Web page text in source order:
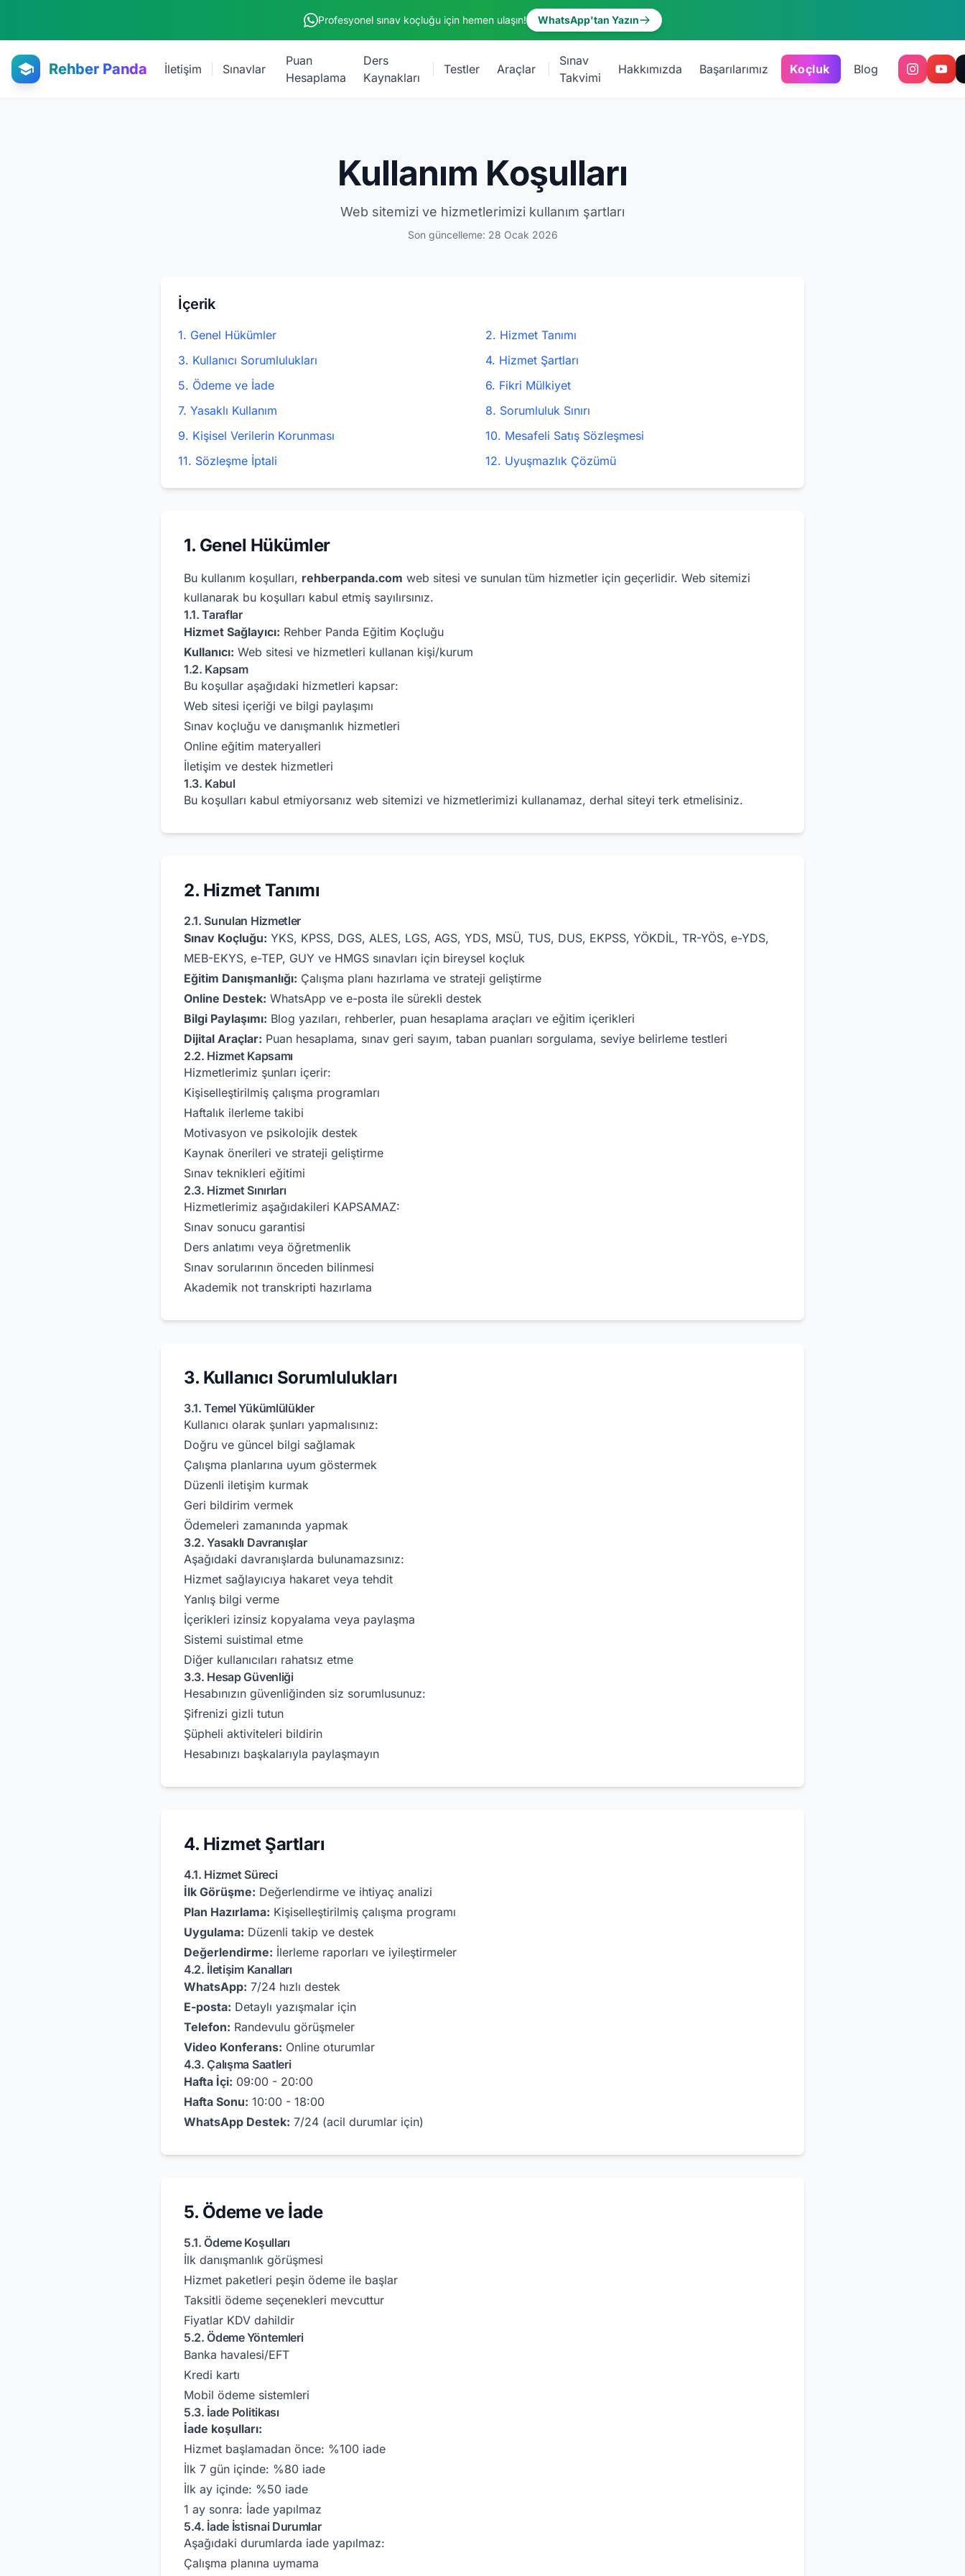
Profesyonel sınav koçluğu için hemen ulaşın! WhatsApp'tan Yazın
Rehber Panda İletişim Sınavlar
Puan
Hesaplama
Ders
Kaynakları
Testler Araçlar
Sınav
Takvimi
Hakkımızda Başarılarımız Koçluk Blog
Kullanım Koşulları
Web sitemizi ve hizmetlerimizi kullanım şartları
Son güncelleme: 28 Ocak 2026
İçerik
1. Genel Hükümler
2. Hizmet Tanımı
3. Kullanıcı Sorumlulukları
4. Hizmet Şartları
5. Ödeme ve İade
6. Fikri Mülkiyet
7. Yasaklı Kullanım
8. Sorumluluk Sınırı
9. Kişisel Verilerin Korunması
10. Mesafeli Satış Sözleşmesi
11. Sözleşme İptali
12. Uyuşmazlık Çözümü
1. Genel Hükümler
Bu kullanım koşulları, rehberpanda.com web sitesi ve sunulan tüm hizmetler için geçerlidir. Web sitemizi
kullanarak bu koşulları kabul etmiş sayılırsınız.
1.1. Taraflar
Hizmet Sağlayıcı: Rehber Panda Eğitim Koçluğu
Kullanıcı: Web sitesi ve hizmetleri kullanan kişi/kurum
1.2. Kapsam
Bu koşullar aşağıdaki hizmetleri kapsar:
Web sitesi içeriği ve bilgi paylaşımı
Sınav koçluğu ve danışmanlık hizmetleri
Online eğitim materyalleri
İletişim ve destek hizmetleri
1.3. Kabul
Bu koşulları kabul etmiyorsanız web sitemizi ve hizmetlerimizi kullanamaz, derhal siteyi terk etmelisiniz.
2. Hizmet Tanımı
2.1. Sunulan Hizmetler
Sınav Koçluğu: YKS, KPSS, DGS, ALES, LGS, AGS, YDS, MSÜ, TUS, DUS, EKPSS, YÖKDİL, TR-YÖS, e-YDS,
MEB-EKYS, e-TEP, GUY ve HMGS sınavları için bireysel koçluk
Eğitim Danışmanlığı: Çalışma planı hazırlama ve strateji geliştirme
Online Destek: WhatsApp ve e-posta ile sürekli destek
Bilgi Paylaşımı: Blog yazıları, rehberler, puan hesaplama araçları ve eğitim içerikleri
Dijital Araçlar: Puan hesaplama, sınav geri sayım, taban puanları sorgulama, seviye belirleme testleri
2.2. Hizmet Kapsamı
Hizmetlerimiz şunları içerir:
Kişiselleştirilmiş çalışma programları
Haftalık ilerleme takibi
Motivasyon ve psikolojik destek
Kaynak önerileri ve strateji geliştirme
Sınav teknikleri eğitimi
2.3. Hizmet Sınırları
Hizmetlerimiz aşağıdakileri KAPSAMAZ:
Sınav sonucu garantisi
Ders anlatımı veya öğretmenlik
Sınav sorularının önceden bilinmesi
Akademik not transkripti hazırlama
3. Kullanıcı Sorumlulukları
3.1. Temel Yükümlülükler
Kullanıcı olarak şunları yapmalısınız:
Doğru ve güncel bilgi sağlamak
Çalışma planlarına uyum göstermek
Düzenli iletişim kurmak
Geri bildirim vermek
Ödemeleri zamanında yapmak
3.2. Yasaklı Davranışlar
Aşağıdaki davranışlarda bulunamazsınız:
Hizmet sağlayıcıya hakaret veya tehdit
Yanlış bilgi verme
İçerikleri izinsiz kopyalama veya paylaşma
Sistemi suistimal etme
Diğer kullanıcıları rahatsız etme
3.3. Hesap Güvenliği
Hesabınızın güvenliğinden siz sorumlusunuz:
Şifrenizi gizli tutun
Şüpheli aktiviteleri bildirin
Hesabınızı başkalarıyla paylaşmayın
4. Hizmet Şartları
4.1. Hizmet Süreci
İlk Görüşme: Değerlendirme ve ihtiyaç analizi
Plan Hazırlama: Kişiselleştirilmiş çalışma programı
Uygulama: Düzenli takip ve destek
Değerlendirme: İlerleme raporları ve iyileştirmeler
4.2. İletişim Kanalları
WhatsApp: 7/24 hızlı destek
E-posta: Detaylı yazışmalar için
Telefon: Randevulu görüşmeler
Video Konferans: Online oturumlar
4.3. Çalışma Saatleri
Hafta İçi: 09:00 - 20:00
Hafta Sonu: 10:00 - 18:00
WhatsApp Destek: 7/24 (acil durumlar için)
5. Ödeme ve İade
5.1. Ödeme Koşulları
İlk danışmanlık görüşmesi
Hizmet paketleri peşin ödeme ile başlar
Taksitli ödeme seçenekleri mevcuttur
Fiyatlar KDV dahildir
5.2. Ödeme Yöntemleri
Banka havalesi/EFT
Kredi kartı
Mobil ödeme sistemleri
5.3. İade Politikası
İade koşulları:
Hizmet başlamadan önce: %100 iade
İlk 7 gün içinde: %80 iade
İlk ay içinde: %50 iade
1 ay sonra: İade yapılmaz
5.4. İade İstisnai Durumlar
Aşağıdaki durumlarda iade yapılmaz:
Çalışma planına uymama